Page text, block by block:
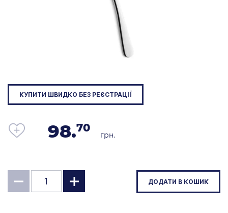
КУПИТИ ШВИДКО БЕЗ РЕЄСТРАЦІЇ
98.70
грн.
ДОДАТИ В КОШИК